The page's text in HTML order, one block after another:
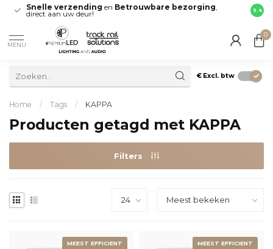
Snelle verzending en Betrouwbare bezorging,
direct aan uw deur!
Maak
9.4
MENU
0
€ Excl. btw
Home / Tags / KAPPA
Producten getagd met KAPPA
Filters
MEEST EFFICIENT MEEST EFFICIENT